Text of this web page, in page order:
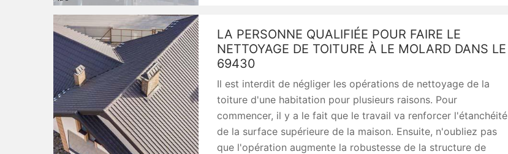
LA PERSONNE QUALIFIÉE POUR FAIRE LE
NETTOYAGE DE TOITURE À LE MOLARD DANS LE
69430
Il est interdit de négliger les opérations de nettoyage de la
toiture d'une habitation pour plusieurs raisons. Pour
commencer, il y a le fait que le travail va renforcer l'étanchéité
de la surface supérieure de la maison. Ensuite, n'oubliez pas
que l'opération augmente la robustesse de la structure de